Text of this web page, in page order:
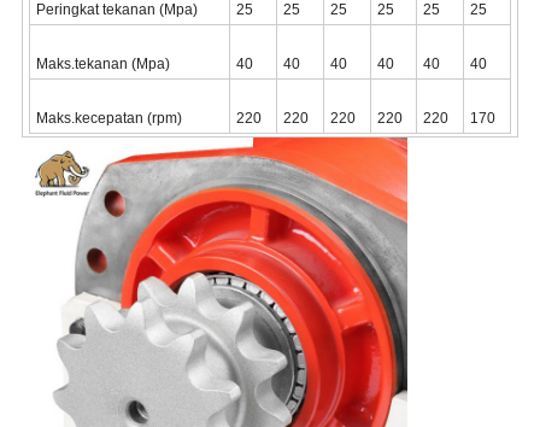
Peringkat tekanan (Mpa) 25 25 25 25 25 25
Maks.tekanan (Mpa) 40 40 40 40 40 40
Maks.kecepatan (rpm) 220 220 220 220 220 170